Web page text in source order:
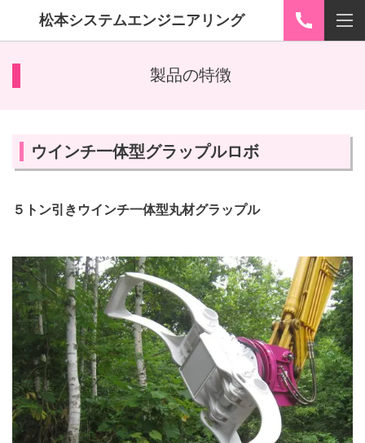
松本システムエンジニアリング
製品の特徴
ウインチ一体型グラップルロボ
５トン引きウインチ一体型丸材グラップル